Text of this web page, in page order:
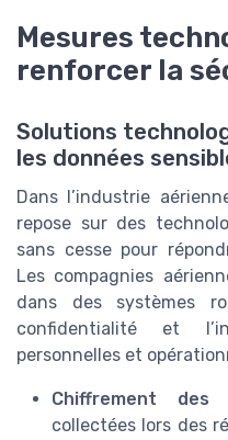
Mesures
renforcer la
Solutions
les données
Dans l’industrie
repose sur des
sans cesse pour
Les compagnies
dans des systèmes
confidentialité et
personnelles et
Chiffrement des
collectées lors des